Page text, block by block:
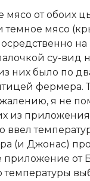
от обоих
темное мясо
су-вид
них было по
фермера.
я не
из приложения
ввел
(и Джонас)
от